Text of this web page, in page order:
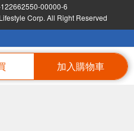
加入購物車
00000-6
Corp. All Right Reserved